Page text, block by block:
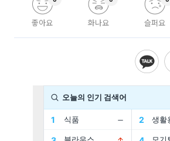
좋아요 화나요 슬퍼요